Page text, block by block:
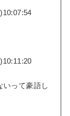
いって豪語し